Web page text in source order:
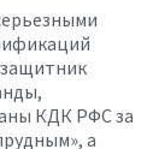
КДК РФС за
а